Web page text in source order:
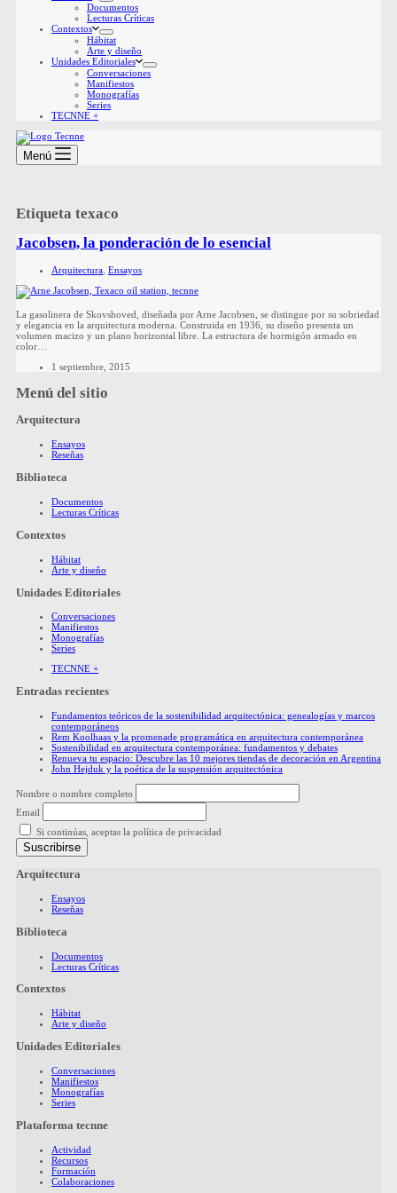
Documentos
Lecturas Críticas
Contextos
Hábitat
Arte y diseño
Unidades Editoriales
Conversaciones
Manifiestos
Monografías
Series
TECNNE +
Menú
Etiqueta texaco
Jacobsen, la ponderación de lo esencial
Arquitectura Ensayos
La gasolinera de Skovshoved, diseñada por Arne Jacobsen, se distingue por su sobriedad
y elegancia en la arquitectura moderna. Construida en 1936, su diseño presenta un
volumen macizo y un plano horizontal libre. La estructura de hormigón armado en
color…
1 septiembre, 2015
Menú del sitio
Arquitectura
Ensayos
Reseñas
Biblioteca
Documentos
Lecturas Críticas
Contextos
Hábitat
Arte y diseño
Unidades Editoriales
Conversaciones
Manifiestos
Monografías
Series
TECNNE +
Entradas recientes
Fundamentos teóricos de la sostenibilidad arquitectónica: genealogías y marcos
contemporáneos
Rem Koolhaas y la promenade programática en arquitectura contemporánea
Sostenibilidad en arquitectura contemporánea: fundamentos y debates
Renueva tu espacio: Descubre las 10 mejores tiendas de decoración en Argentina
John Hejduk y la poética de la suspensión arquitectónica
Nombre o nombre completo
Email
Si continúas, aceptas la política de privacidad
Arquitectura
Ensayos
Reseñas
Biblioteca
Documentos
Lecturas Críticas
Contextos
Hábitat
Arte y diseño
Unidades Editoriales
Conversaciones
Manifiestos
Monografías
Series
Plataforma tecnne
Actividad
Recursos
Formación
Colaboraciones